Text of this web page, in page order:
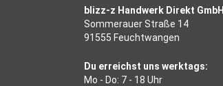
blizz-z Handwerk Direkt GmbH
Sommerauer Straße 14
91555 Feuchtwangen
Du erreichst uns werktags:
Mo - Do: 7 - 18 Uhr